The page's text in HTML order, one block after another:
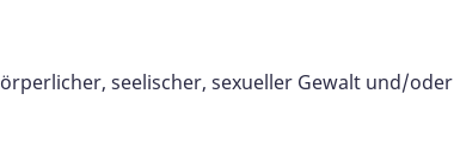
seelischer, sexueller Gewalt und/oder